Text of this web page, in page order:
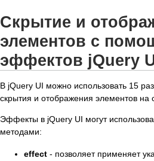
Скрытие и
элементов с
эффектов jQuery
В jQuery UI можно использовать 15
скрытия и отображения элементов на
Эффекты в jQuery UI могут
методами:
effect - позволяет применяет